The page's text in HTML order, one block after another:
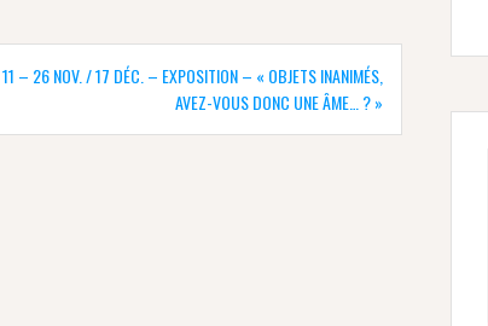
11 – 26 NOV. / 17 DÉC. – EXPOSITION – « OBJETS INANIMÉS,
AVEZ-VOUS DONC UNE ÂME… ? »